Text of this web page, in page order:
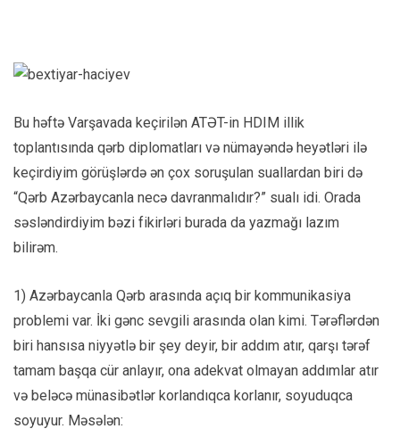
Bu həftə Varşavada keçirilən ATƏT-in HDIM illik
toplantısında qərb diplomatları və nümayəndə heyətləri ilə
keçirdiyim görüşlərdə ən çox soruşulan suallardan biri də
“Qərb Azərbaycanla necə davranmalıdır?” sualı idi. Orada
səsləndirdiyim bəzi fikirləri burada da yazmağı lazım
bilirəm.
1) Azərbaycanla Qərb arasında açıq bir kommunikasiya
problemi var. İki gənc sevgili arasında olan kimi. Tərəflərdən
biri hansısa niyyətlə bir şey deyir, bir addım atır, qarşı tərəf
tamam başqa cür anlayır, ona adekvat olmayan addımlar atır
və beləcə münasibətlər korlandıqca korlanır, soyuduqca
soyuyur. Məsələn: